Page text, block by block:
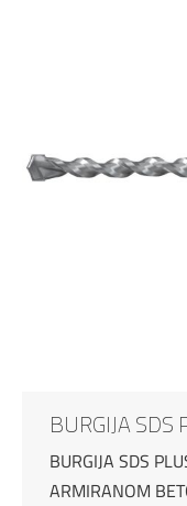
BURGIJA SDS
BURGIJA SDS
ARMIRANOM